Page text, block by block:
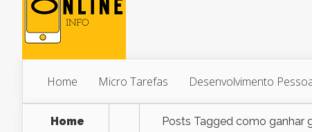
Home Micro Tarefas Desenvolvimento
Home Posts Tagged como ganhar